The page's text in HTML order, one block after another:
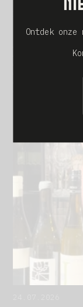
Pierre
#FoodLovers
Ontdek